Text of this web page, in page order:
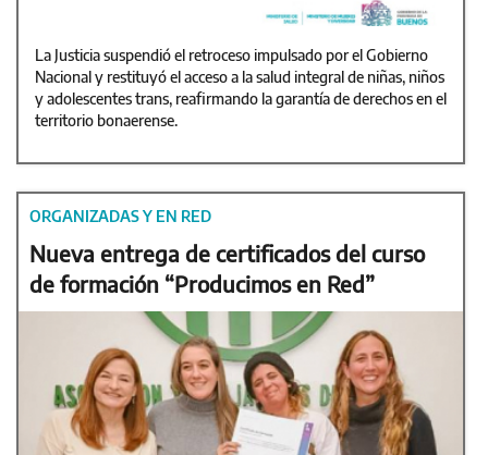
La Justicia suspendió el retroceso impulsado por el Gobierno
Nacional y restituyó el acceso a la salud integral de niñas, niños
y adolescentes trans, reafirmando la garantía de derechos en el
territorio bonaerense.
ORGANIZADAS Y EN RED
Nueva entrega de certificados del curso
de formación “Producimos en Red”